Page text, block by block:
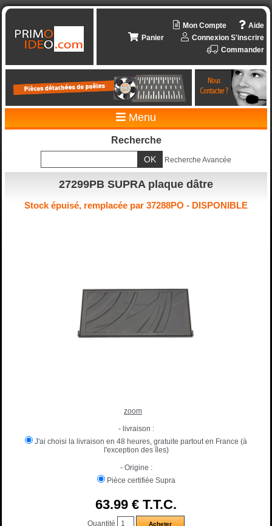
Aide
Mon Compte
Connexion S'inscrire
Panier
Commander
Menu
Recherche
Recherche Avancée
27299PB SUPRA plaque dâtre
Stock épuisé, remplacée par 37288PO - DISPONIBLE
zoom
- livraison :
J'ai choisi la livraison en 48 heures, gratuite partout en France (à
l'exception des îles)
- Origine :
Pièce certifiée Supra
63.99 € T.T.C.
Quantité